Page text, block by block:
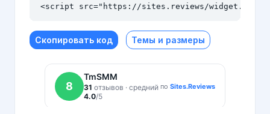
<script src="https://sites.reviews/widget.js"
Скопировать код Темы и размеры